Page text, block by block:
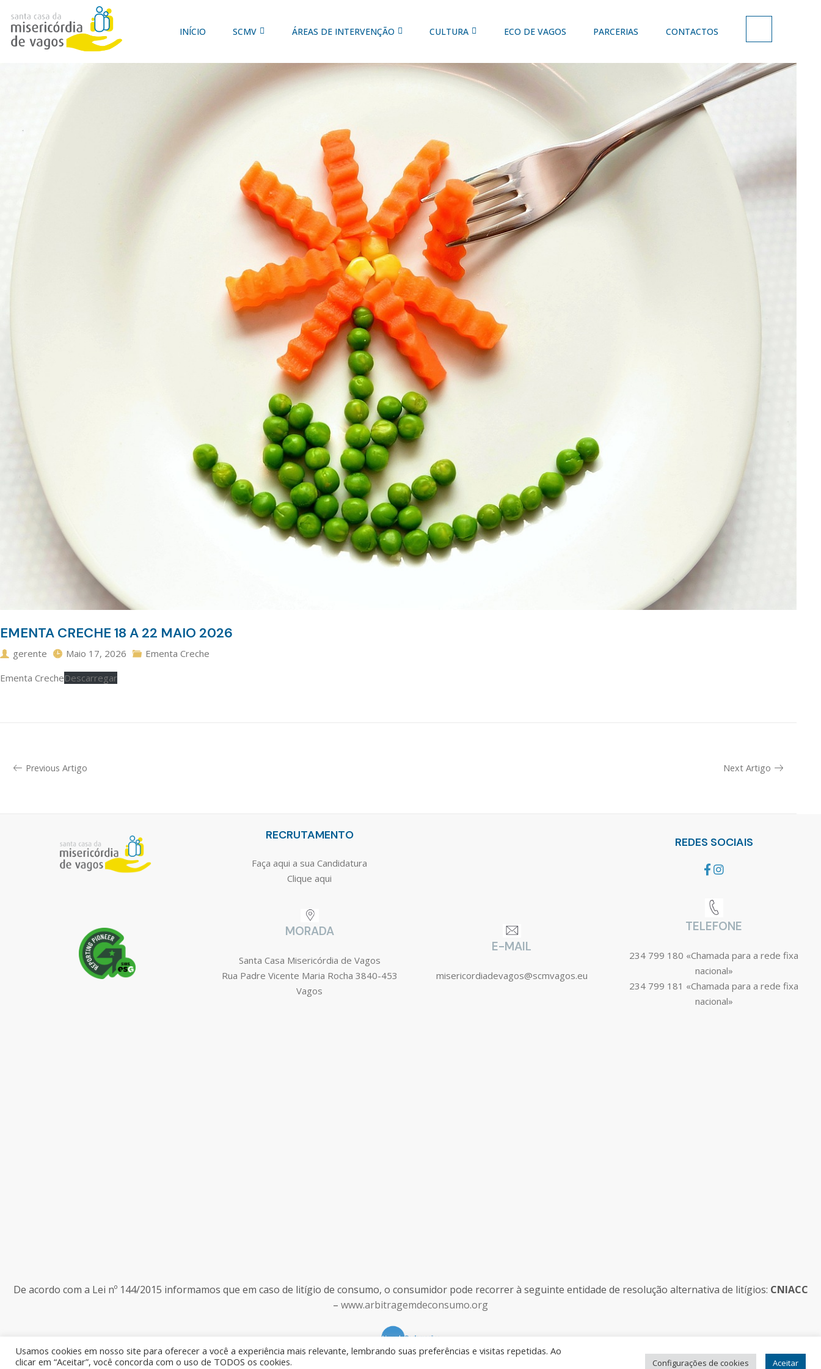
INÍCIO SCMV ÁREAS DE INTERVENÇÃO CULTURA ECO DE VAGOS PARCERIAS CONTACTOS
EMENTA CRECHE 18 A 22 MAIO 2026
gerente Maio 17, 2026
Ementa Creche
Ementa CrecheDescarregar
Previous Artigo Next Artigo
Usamos cookies em nosso site para oferecer a você a experiência mais relevante, lembrando suas preferências e visitas repetidas. Ao
clicar em “Aceitar”, você concorda com o uso de TODOS os cookies.
Configurações de cookies Aceitar
RECRUTAMENTO
Faça aqui a sua Candidatura
Clique aqui
REDES SOCIAIS
MORADA
Santa Casa Misericórdia de Vagos
Rua Padre Vicente Maria Rocha 3840-453
Vagos
E-MAIL
misericordiadevagos@scmvagos.eu
TELEFONE
234 799 180 «Chamada para a rede fixa
nacional»
234 799 181 «Chamada para a rede fixa
nacional»
De acordo com a Lei nº 144/2015 informamos que em caso de litígio de consumo, o consumidor pode recorrer à seguinte entidade de resolução alternativa de litígios: CNIACC
– www.arbitragemdeconsumo.org